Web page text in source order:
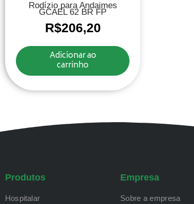
Rodízio para Andaimes
GCAEL 62 BR FP
R$206,20
Adicionar ao
carrinho
Produtos
Hospitalar
Empresa
Sobre a empresa